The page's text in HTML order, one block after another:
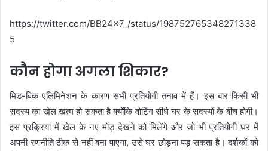
https://twitter.com/BB24x7_/status/198752765348271338
5
कौन होगा अगला शिकार?
मिड-विक एलिमिनेशन के कारण सभी प्रतियोगी तनाव में हैं। इस बार किसी भी
सदस्य का खेल खत्म हो सकता है क्योंकि वोटिंग सीधे घर के सदस्यों के बीच होगी।
इस प्रक्रिया में खेल के नए मोड़ देखने को मिलेंगे और जो भी प्रतियोगी घर में
अपनी रणनीति ठीक से नहीं बना पाएगा, उसे घर छोड़ना पड़ सकता है। दर्शकों को